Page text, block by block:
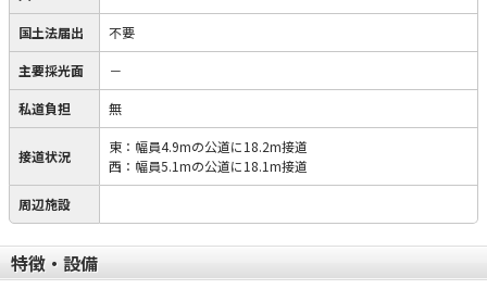
国土法届出 不要
主要採光面 －
私道負担 無
接道状況
東：幅員4.9mの公道に18.2m接道
西：幅員5.1mの公道に18.1m接道
周辺施設
特徴・設備